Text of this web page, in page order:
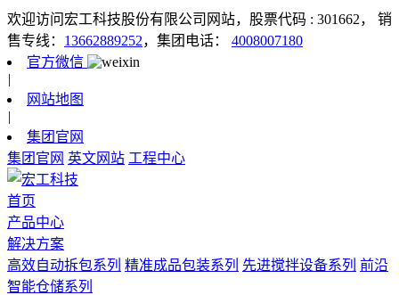
欢迎访问宏工科技股份有限公司网站，股票代码 : 301662，
销
售专线： 13662889252，集团电话： 4008007180
官方微信
|
网站地图
|
集团官网
集团官网 英文网站 工程中心
首页
产品中心
解决方案
高效自动拆包系列 精准成品包装系列 先进搅拌设备系列 前沿
智能仓储系列